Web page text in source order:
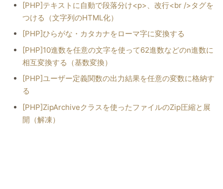
[PHP]テキストに自動で段落分け<p>、改行<br />タグを
つける（文字列のHTML化）
[PHP]ひらがな・カタカナをローマ字に変換する
[PHP]10進数を任意の文字を使って62進数などのn進数に
相互変換する（基数変換）
[PHP]ユーザー定義関数の出力結果を任意の変数に格納す
る
[PHP]ZipArchiveクラスを使ったファイルのZip圧縮と展
開（解凍）